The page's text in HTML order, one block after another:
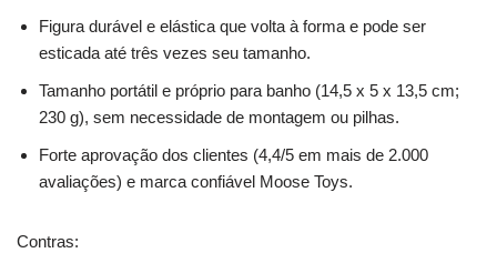
Figura durável e elástica que volta à forma e pode ser
esticada até três vezes seu tamanho.
Tamanho portátil e próprio para banho (14,5 x 5 x 13,5 cm;
230 g), sem necessidade de montagem ou pilhas.
Forte aprovação dos clientes (4,4/5 em mais de 2.000
avaliações) e marca confiável Moose Toys.
Contras: